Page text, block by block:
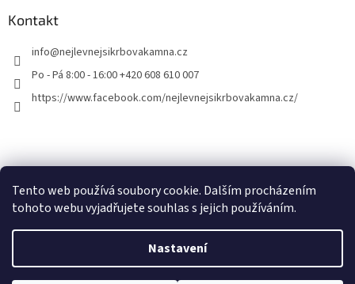
Tento web používá soubory cookie. Dalším procházením
tohoto webu vyjadřujete souhlas s jejich používáním.
Nastavení
Kontakt
info@nejlevnejsikrbovakamna.cz
Po - Pá 8:00 - 16:00 +420 608 610 007
https://www.facebook.com/nejlevnejsikrbovakamna.cz/